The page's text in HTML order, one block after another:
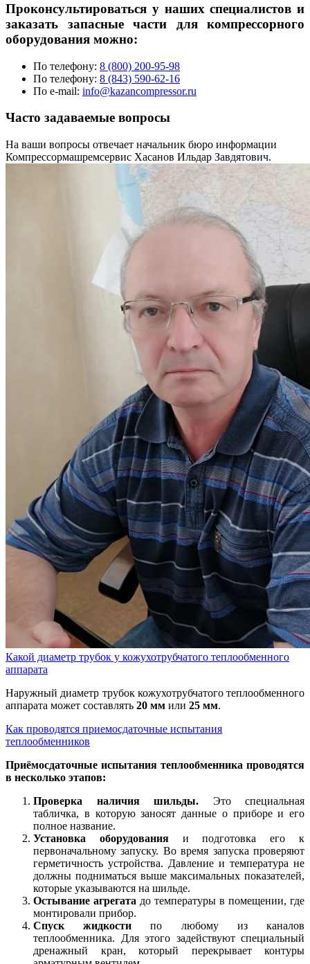
Проконсультироваться у наших специалистов и
заказать запасные части для компрессорного
оборудования можно:
По телефону: 8 (800) 200-95-98
По телефону: 8 (843) 590-62-16
По e-mail: info@kazancompressor.ru
Часто задаваемые вопросы
На ваши вопросы отвечает начальник бюро информации
Компрессормашремсервис Хасанов Ильдар Завдятович.
Какой диаметр трубок у кожухотрубчатого теплообменного
аппарата
Наружный диаметр трубок кожухотрубчатого теплообменного
аппарата может составлять 20 мм или 25 мм.
Как проводятся приемосдаточные испытания
теплообменников
Приёмосдаточные испытания теплообменника проводятся
в несколько этапов:
Проверка наличия шильды. Это специальная
табличка, в которую заносят данные о приборе и его
полное название.
Установка оборудованияи подготовка его к
первоначальному запуску. Во время запуска проверяют
герметичность устройства. Давление и температура не
должны подниматься выше максимальных показателей,
которые указываются на шильде.
Остывание агрегата до температуры в помещении, где
монтировали прибор.
Спуск жидкости по любому из каналов
теплообменника. Для этого задействуют специальный
дренажный кран, который перекрывает контуры